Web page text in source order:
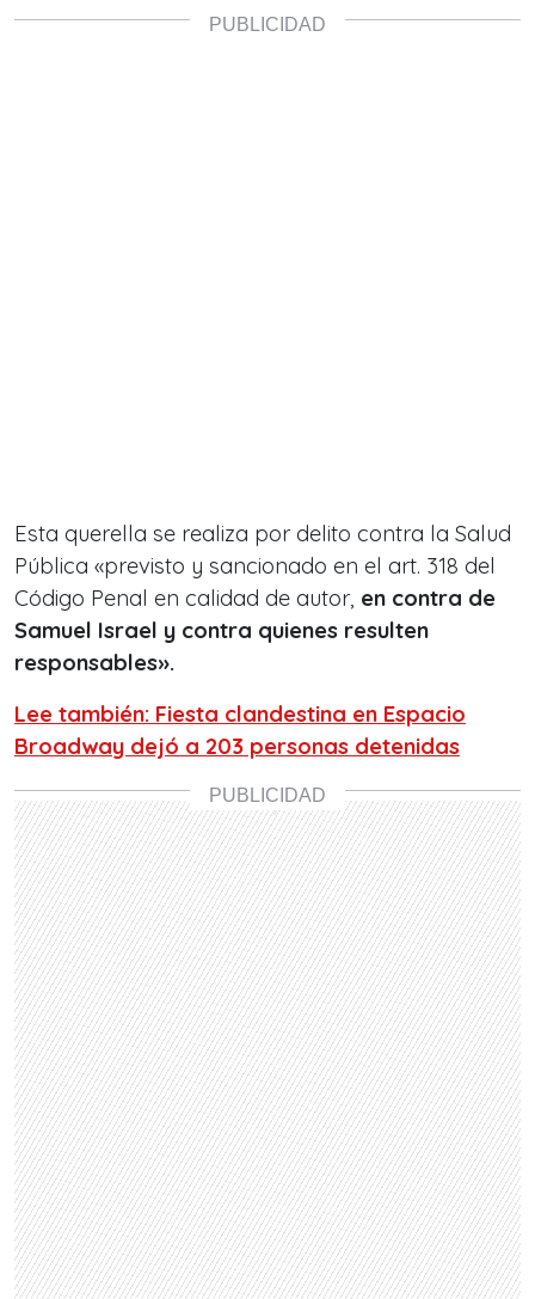
Esta querella se realiza por delito contra la Salud
Pública «previsto y sancionado en el art. 318 del
Código Penal en calidad de autor, en contra de
Samuel Israel y contra quienes resulten
responsables».
Lee también: Fiesta clandestina en Espacio
Broadway dejó a 203 personas detenidas